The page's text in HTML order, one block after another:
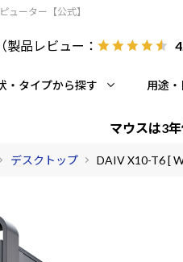
ューター【公式】
（製品レビュー：
・タイプから探す 用途
マウスは3
デスクトップ DAIV X10-T6 [